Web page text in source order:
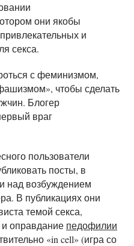
они якобы
и
секса.
с феминизмом,
чтобы сделать
Блогер
враг
пользователи
посты, в
над возбуждением
В публикациях они
темой секса,
и оправдание педофилии
«in cell» (игра со